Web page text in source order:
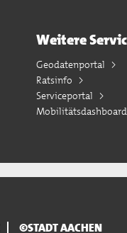
Weitere
Geodatenportal
Ratsinfo
Serviceportal
Mobilitätsdashboard
©STADT AACHEN